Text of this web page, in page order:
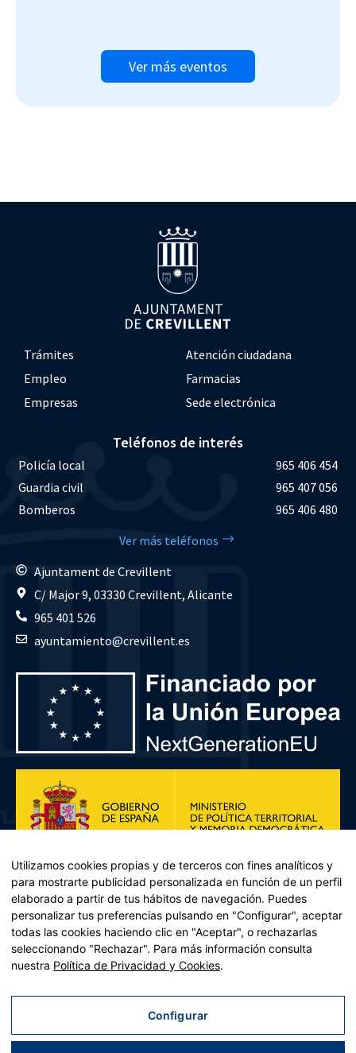
Ver más eventos
Trámites
Atención ciudadana
Empleo
Farmacias
Empresas
Sede electrónica
Teléfonos de interés
Policía local
965 406 454
Guardia civil
965 407 056
Bomberos
965 406 480
Ver más teléfonos
Ajuntament de Crevillent
C/ Major 9, 03330 Crevillent, Alicante
965 401 526
ayuntamiento@crevillent.es
Plan de Recuperación, Transformación y Resiliencia – Financiado por
Recuperación y resiliencia, establecido por el Reglamento (UE)
2021/241 del Parlamento Europeo y del Consejo, de 12 de febrero
Utilizamos cookies propias y de terceros con fines analíticos y
para mostrarte publicidad personalizada en función de un perfil
elaborado a partir de tus hábitos de navegación. Puedes
personalizar tus preferencias pulsando en "Configurar", aceptar
todas las cookies haciendo clic en "Aceptar", o rechazarlas
seleccionando "Rechazar". Para más información consulta
nuestra Política de Privacidad y Cookies.
Configurar